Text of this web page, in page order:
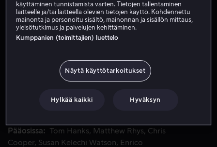
Vuokraa 3,99 €
Osta 10,99 €
Väsynyt lehtitoimittaja saa tehtäväkseen Fred Rogersin
Väsynyt lehtitoimittaja saa tehtäväkseen Fred Rogersin
henkilökuvan ja voittaa skeptisyyden sekä oppii
Amerikan suosituimmalta naapurilta.
Pääosissa Tom Hanks Matthew Rhys
Chris
Cooper Susan Kelechi Watson
Enrico
käyttäminen tunnistamista varten. Tietojen tallentaminen
laitteelle ja/tai laitteella olevien tietojen käyttö. Kohdennettu
mainonta ja personoitu sisältö, mainonnan ja sisällön mittaus,
yleisötutkimus ja palvelujen kehittäminen.
Kumppanien (toimittajien) luettelo
Näytä käyttötarkoitukset
Hylkää kaikki Hyväksyn